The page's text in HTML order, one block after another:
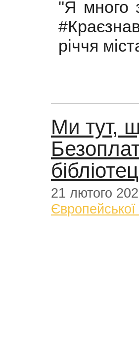
"Я много
річчя
Ми тут,
21 лютого
Європейської